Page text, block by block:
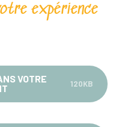
expérience
VOTRE
120KB